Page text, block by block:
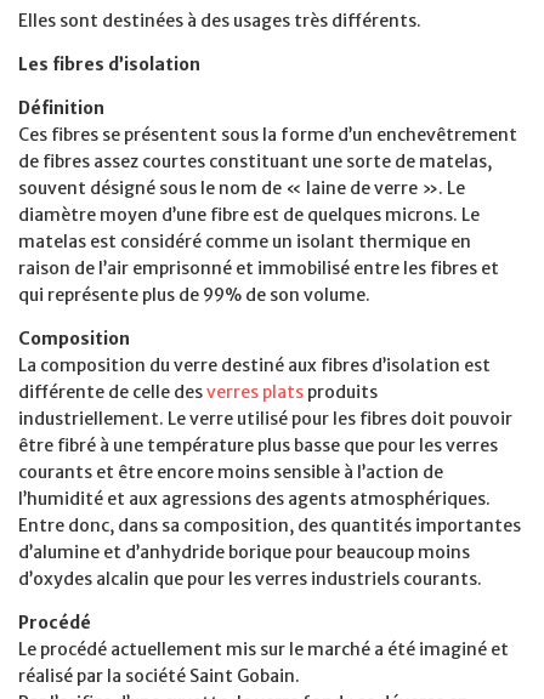
Elles sont destinées à des usages très différents.
Les fibres d’isolation
Définition
Ces fibres se présentent sous la forme d’un enchevêtrement
de fibres assez courtes constituant une sorte de matelas,
souvent désigné sous le nom de « laine de verre ». Le
diamètre moyen d’une fibre est de quelques microns. Le
matelas est considéré comme un isolant thermique en
raison de l’air emprisonné et immobilisé entre les fibres et
qui représente plus de 99% de son volume.
Composition
La composition du verre destiné aux fibres d’isolation est
différente de celle desverres plats produits
industriellement. Le verre utilisé pour les fibres doit pouvoir
être fibré à une température plus basse que pour les verres
courants et être encore moins sensible à l’action de
l’humidité et aux agressions des agents atmosphériques.
Entre donc, dans sa composition, des quantités importantes
d’alumine et d’anhydride borique pour beaucoup moins
d’oxydes alcalin que pour les verres industriels courants.
Procédé
Le procédé actuellement mis sur le marché a été imaginé et
réalisé par la société Saint Gobain.